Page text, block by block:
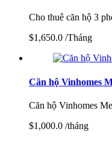
Cho thuê căn hộ 3
$1,650.0 /Tháng
Căn hộ Vinhomes
Căn hộ Vinhomes
$1,000.0 /tháng